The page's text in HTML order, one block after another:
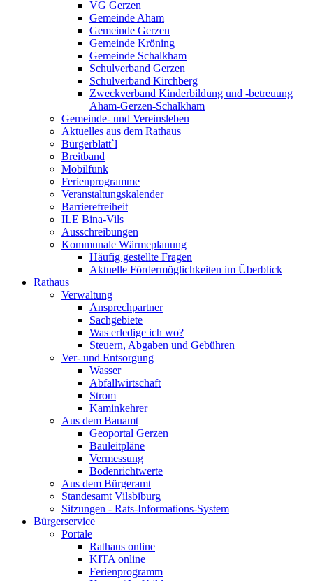
VG Gerzen
Gemeinde Aham
Gemeinde Gerzen
Gemeinde Kröning
Gemeinde Schalkham
Schulverband Gerzen
Schulverband Kirchberg
Zweckverband Kinderbildung und -betreuung
Aham-Gerzen-Schalkham
Gemeinde- und Vereinsleben
Aktuelles aus dem Rathaus
Bürgerblatt`l
Breitband
Mobilfunk
Ferienprogramme
Veranstaltungskalender
Barrierefreiheit
ILE Bina-Vils
Ausschreibungen
Kommunale Wärmeplanung
Häufig gestellte Fragen
Aktuelle Fördermöglichkeiten im Überblick
Rathaus
Verwaltung
Ansprechpartner
Sachgebiete
Was erledige ich wo?
Steuern, Abgaben und Gebühren
Ver- und Entsorgung
Wasser
Abfallwirtschaft
Strom
Kaminkehrer
Aus dem Bauamt
Geoportal Gerzen
Bauleitpläne
Vermessung
Bodenrichtwerte
Aus dem Bürgeramt
Standesamt Vilsbiburg
Sitzungen - Rats-Informations-System
Bürgerservice
Portale
Rathaus online
KITA online
Ferienprogramm